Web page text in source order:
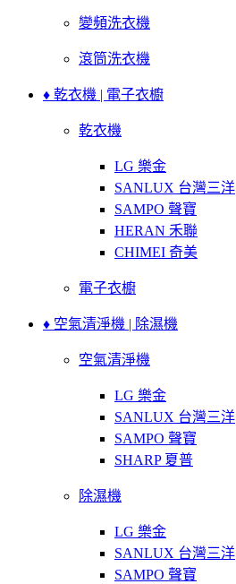
變頻洗衣機
滾筒洗衣機
♦ 乾衣機 | 電子衣櫥
乾衣機
LG 樂金
SANLUX 台灣三洋
SAMPO 聲寶
HERAN 禾聯
CHIMEI 奇美
電子衣櫥
♦ 空氣清淨機 | 除濕機
空氣清淨機
LG 樂金
SANLUX 台灣三洋
SAMPO 聲寶
SHARP 夏普
除濕機
LG 樂金
SANLUX 台灣三洋
SAMPO 聲寶